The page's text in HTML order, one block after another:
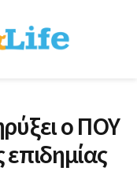
ο ΠΟΥ